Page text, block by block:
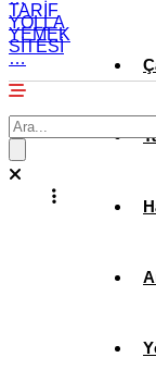
TARİF
YOLLA
YEMEK
SİTESİ
…